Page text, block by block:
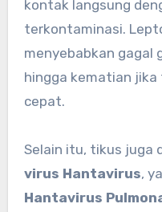
kontak langsung
terkontaminasi.
menyebabkan gagal
hingga kematian
cepat.
Selain itu, tikus juga
virus Hantavirus,
Hantavirus